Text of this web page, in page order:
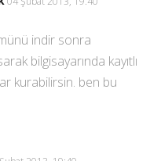
indir sonra
bilgisayarında kayıtlı
kurabilirsin. ben bu